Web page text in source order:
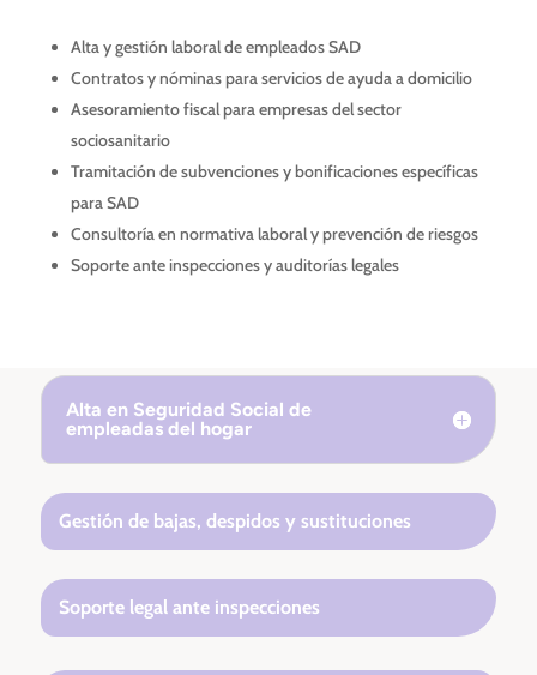
Alta y gestión laboral de empleados SAD
Contratos y nóminas para servicios de ayuda a domicilio
Asesoramiento fiscal para empresas del sector
sociosanitario
Tramitación de subvenciones y bonificaciones específicas
para SAD
Consultoría en normativa laboral y prevención de riesgos
Soporte ante inspecciones y auditorías legales
Alta en Seguridad Social de
empleadas del hogar
Gestión de bajas, despidos y sustituciones
Soporte legal ante inspecciones